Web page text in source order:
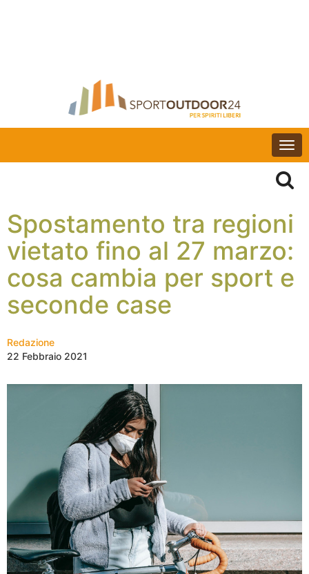
Spostamento tra regioni
vietato fino al 27 marzo:
cosa cambia per sport e
seconde case
Redazione
22 Febbraio 2021